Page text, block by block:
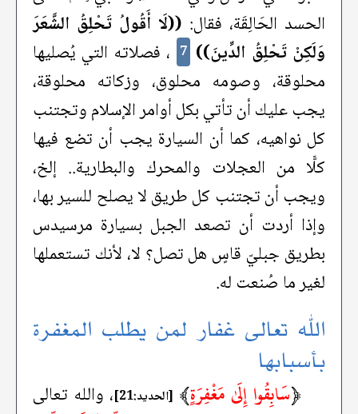
الحسد الحَالِقَة، فقال: ((لَا أَقُولُ تَحْلِقُ الشَّعَرَ
وَلَكِنْ تَحْلِقُ الدِّينَ)) 7 ، فصلاته التي يُصليها
محلوقة، وصومه محلوق، وزكاته محلوقة،
يجب عليك أن تأتي بكل أوامر الإسلام وتجتنب
كل نواهيه، كما أن السيارة يجب أن تضع فيها
كلًّا من العجلات والمحرك والبطارية.. إلخ،
ويجب أن تجتنب كل طريق لا يصلح للسير بها،
وإذا أردت أن تصعد الجبل بسيارة مرسيدس
بطريق جبليّ قاسٍ هل تصل؟ لا، لأنك تستعملها
لغير ما صُنعت له.
الله تعالى غفار لمن يطلب المغفرة
بأسبابها
﴿سَابِقُوا إِلَىٰ مَغْفِرَةٍ﴾ [الحديد:21]
، والله تعالى